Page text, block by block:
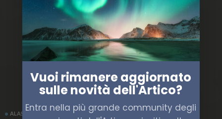
ALASKA POLITICA
Vuoi rimanere aggiornato
sulle novità dell'Artico?
Entra nella più grande community degli